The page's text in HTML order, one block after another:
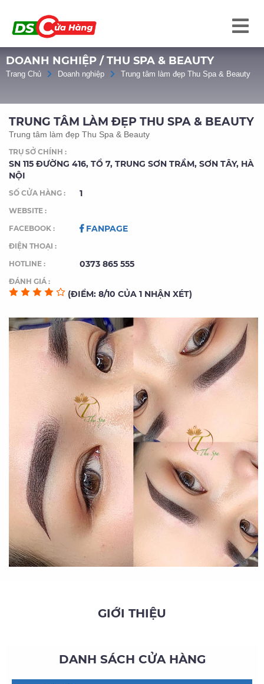
DOANH NGHIỆP / THU SPA & BEAUTY
Trang Chủ Doanh nghiệp Trung tâm làm đẹp Thu Spa & Beauty
TRUNG TÂM LÀM ĐẸP THU SPA & BEAUTY
Trung tâm làm đẹp Thu Spa & Beauty
TRỤ SỞ CHÍNH :
SN 115 ĐƯỜNG 416, TỔ 7, TRUNG SƠN TRẦM, SƠN TÂY, HÀ
NỘI
SỐ CỬA HÀNG : 1
WEBSITE :
FACEBOOK :
FANPAGE
ĐIỆN THOẠI :
HOTLINE :
0373 865 555
ĐÁNH GIÁ :
(ĐIỂM: 8/10 CỦA 1 NHẬN XÉT)
GIỚI THIỆU
DANH SÁCH CỬA HÀNG